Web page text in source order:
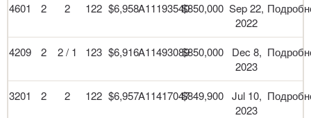
4601 2 2 122 $6,958A11193540$850,000 Sep 22,
2022
4209 2 2 / 1 123 $6,916A11493089$850,000
Dec 8,
2023
3201 2 2 122 $6,957A11417047$849,900 Jul 10,
2023